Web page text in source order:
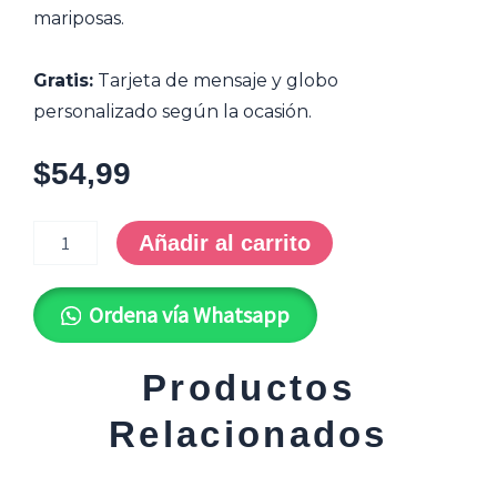
mariposas.
Gratis: Tarjeta de mensaje y globo
personalizado según la ocasión.
$54,99
*Queen
Añadir al carrito
Ordena vía Whatsapp
Productos
Relacionados